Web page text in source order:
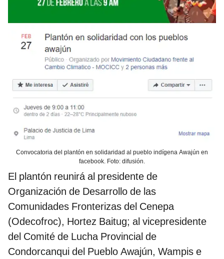
Convocatoria del plantón en solidaridad al pueblo indígena Awajún en
facebook. Foto: difusión.
El plantón reunirá al presidente de
Organización de Desarrollo de las
Comunidades Fronterizas del Cenepa
(Odecofroc), Hortez Baitug; al vicepresidente
del Comité de Lucha Provincial de
Condorcanqui del Pueblo Awajún, Wampis e